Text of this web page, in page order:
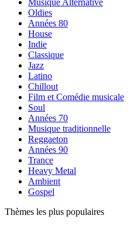
Musique Alternative
Oldies
Années 80
House
Indie
Classique
Jazz
Latino
Chillout
Film et Comédie musicale
Soul
Années 70
Musique traditionnelle
Reggaeton
Années 90
Trance
Heavy Metal
Ambient
Gospel
Thèmes les plus populaires